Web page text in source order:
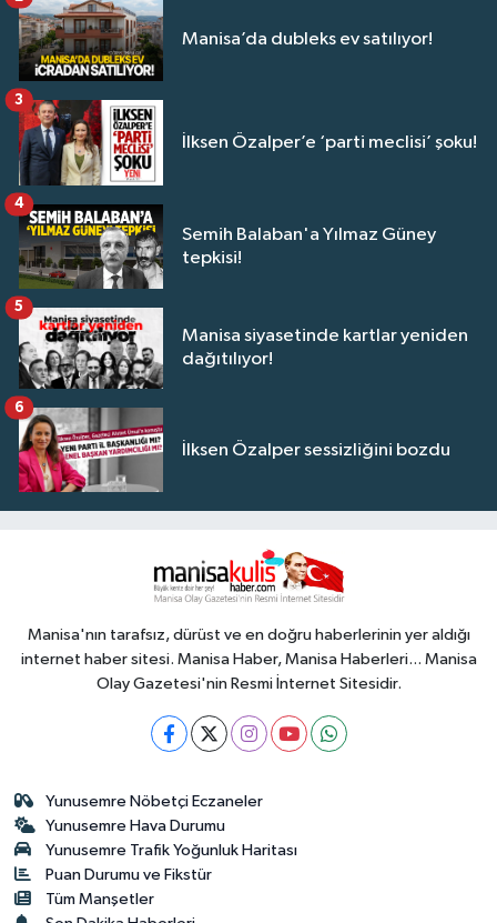
Manisa’da dubleks ev satılıyor!
İlksen Özalper’e ‘parti meclisi’ şoku!
3
Semih Balaban'a Yılmaz Güney
tepkisi!
4
Manisa siyasetinde kartlar yeniden
dağıtılıyor!
5
İlksen Özalper sessizliğini bozdu
6
Manisa'nın tarafsız, dürüst ve en doğru haberlerinin yer aldığı
internet haber sitesi. Manisa Haber, Manisa Haberleri... Manisa
Olay Gazetesi'nin Resmi İnternet Sitesidir.
Yunusemre Nöbetçi Eczaneler
Yunusemre Hava Durumu
Yunusemre Trafik Yoğunluk Haritası
Puan Durumu ve Fikstür
Tüm Manşetler